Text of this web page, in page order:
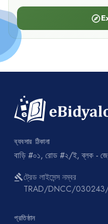
explore
ব্যবসার ঠিকানা
বাড়ি #০১, রোড #২/ই, ব্লক - জে,
gavelট্রেড লাইসেন্স নম্বর
TRAD/DNCC/
প্রতিষ্ঠান